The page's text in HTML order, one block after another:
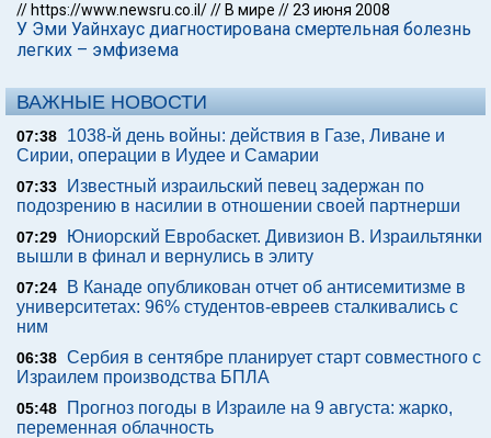
// https://www.newsru.co.il/// В мире //23 июня 2008
У Эми Уайнхаус диагностирована смертельная болезнь
легких – эмфизема
ВАЖНЫЕ НОВОСТИ
07:38
1038-й день войны: действия в Газе, Ливане и
Сирии, операции в Иудее и Самарии
07:33
Известный израильский певец задержан по
подозрению в насилии в отношении своей партнерши
07:29
Юниорский Евробаскет. Дивизион В. Израильтянки
вышли в финал и вернулись в элиту
07:24
В Канаде опубликован отчет об антисемитизме в
университетах: 96% студентов-евреев сталкивались с
ним
06:38 Сербия в сентябре планирует старт совместного с
Израилем производства БПЛА
05:48
Прогноз погоды в Израиле на 9 августа: жарко,
переменная облачность